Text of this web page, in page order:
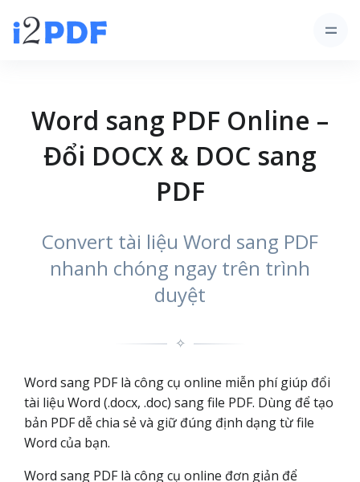
Word sang PDF Online –
Đổi DOCX & DOC sang
PDF
Convert tài liệu Word sang PDF
nhanh chóng ngay trên trình
duyệt
✧
Word sang PDF là công cụ online miễn phí giúp đổi
tài liệu Word (.docx, .doc) sang file PDF. Dùng để tạo
bản PDF dễ chia sẻ và giữ đúng định dạng từ file
Word của bạn.
Word sang PDF là công cụ online đơn giản để